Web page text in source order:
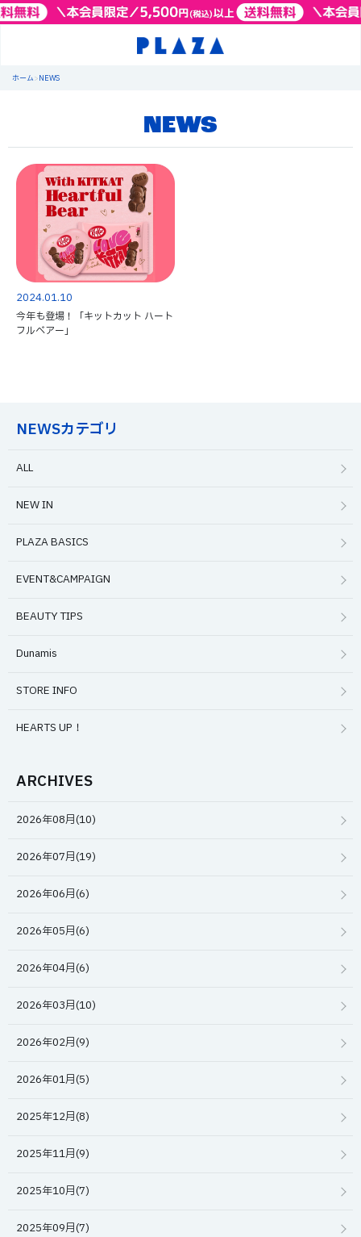
ホーム>NEWS
NEWS
2024.01.10
今年も登場！「キットカット ハート
フルベアー」
NEWSカテゴリ
ALL
NEW IN
PLAZA BASICS
EVENT&CAMPAIGN
BEAUTY TIPS
Dunamis
STORE INFO
HEARTS UP！
ARCHIVES
2026年08月(10)
2026年07月(19)
2026年06月(6)
2026年05月(6)
2026年04月(6)
2026年03月(10)
2026年02月(9)
2026年01月(5)
2025年12月(8)
2025年11月(9)
2025年10月(7)
2025年09月(7)